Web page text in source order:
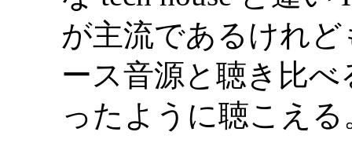
が主流であるけれ
ース音源と聴き比
ったように聴こえる